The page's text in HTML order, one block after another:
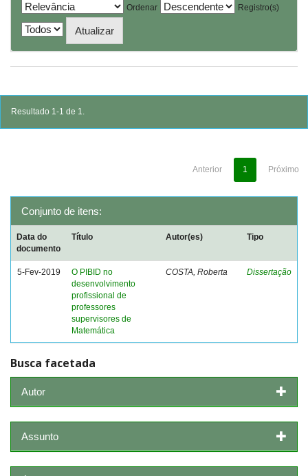
Ordenar
Registro(s)
Resultado 1-1 de 1.
Anterior 1 Próximo
Conjunto de itens:
Data do
documento
Título Autor(es) Tipo
5-Fev-2019
O PIBID no
desenvolvimento
profissional de
professores
supervisores de
Matemática
COSTA, Roberta Dissertação
Busca facetada
Autor
Assunto